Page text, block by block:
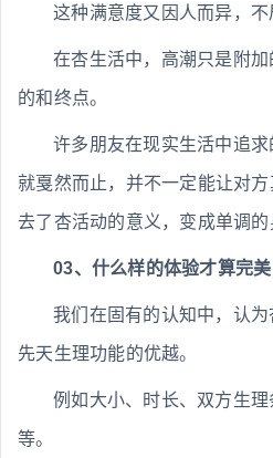
这种满意度又因人而异，不
在杏生活中，高潮只是附
的和终点。
许多朋友在现实生活中追
就戛然而止，并不一定能让对
去了杏活动的意义，变成单调的
03、什么样的体验才算完美
我们在固有的认知中，认
先天生理功能的优越。
例如大小、时长、双方生
等。